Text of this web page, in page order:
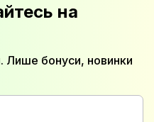
на
Лише бонуси, новинки